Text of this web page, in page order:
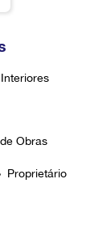
Obras
Proprietário